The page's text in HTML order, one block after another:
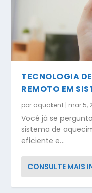
TECNOLOGIA
REMOTO EM
por aquakent | mar 5,
Você já se
sistema de
eficiente e...
CONSULTE MAIS